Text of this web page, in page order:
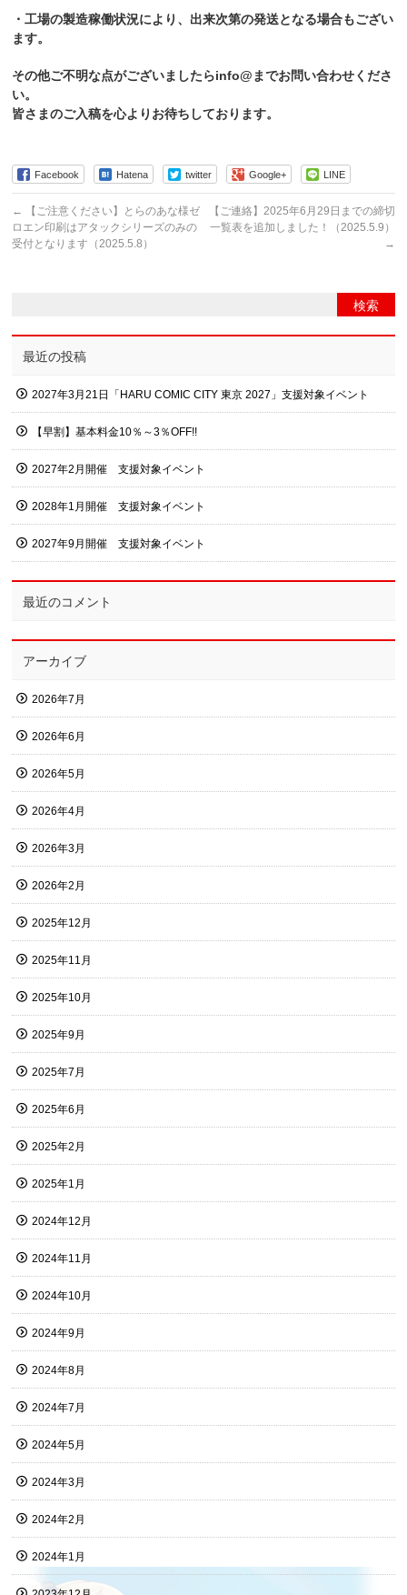
・工場の製造稼働状況により、出来次第の発送となる場合もござい
ます。
その他ご不明な点がございましたらinfo@までお問い合わせくださ
い。
皆さまのご入稿を心よりお待ちしております。
Facebook Hatena twitter Google+ LINE
←
【ご注意ください】とらのあな様ゼ
ロエン印刷はアタックシリーズのみの
受付となります（2025.5.8）
【ご連絡】2025年6月29日までの締切
一覧表を追加しました！（2025.5.9）
→
最近の投稿
2027年3月21日「HARU COMIC CITY 東京 2027」支援対象イベント
【早割】基本料金10％～3％OFF!!
2027年2月開催 支援対象イベント
2028年1月開催 支援対象イベント
2027年9月開催 支援対象イベント
最近のコメント
アーカイブ
2026年7月
2026年6月
2026年5月
2026年4月
2026年3月
2026年2月
2025年12月
2025年11月
2025年10月
2025年9月
2025年7月
2025年6月
2025年2月
2025年1月
2024年12月
2024年11月
2024年10月
2024年9月
2024年8月
2024年7月
2024年5月
2024年3月
2024年2月
2024年1月